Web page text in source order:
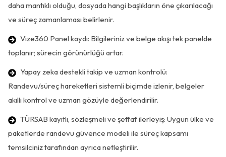
daha mantıklı olduğu, dosyada hangi başlıkların öne çıkarılacağı
ve süreç zamanlaması belirlenir.
Vize360 Panel kaydı: Bilgileriniz ve belge akışı tek panelde
toplanır; sürecin görünürlüğü artar.
Yapay zeka destekli takip ve uzman kontrolü:
Randevu/süreç hareketleri sistemli biçimde izlenir, belgeler
akıllı kontrol ve uzman gözüyle değerlendirilir.
TÜRSAB kayıtlı, sözleşmeli ve şeffaf ilerleyiş: Uygun ülke ve
paketlerde randevu güvence modeli ile süreç kapsamı
temsilciniz tarafından ayrıca netleştirilir.